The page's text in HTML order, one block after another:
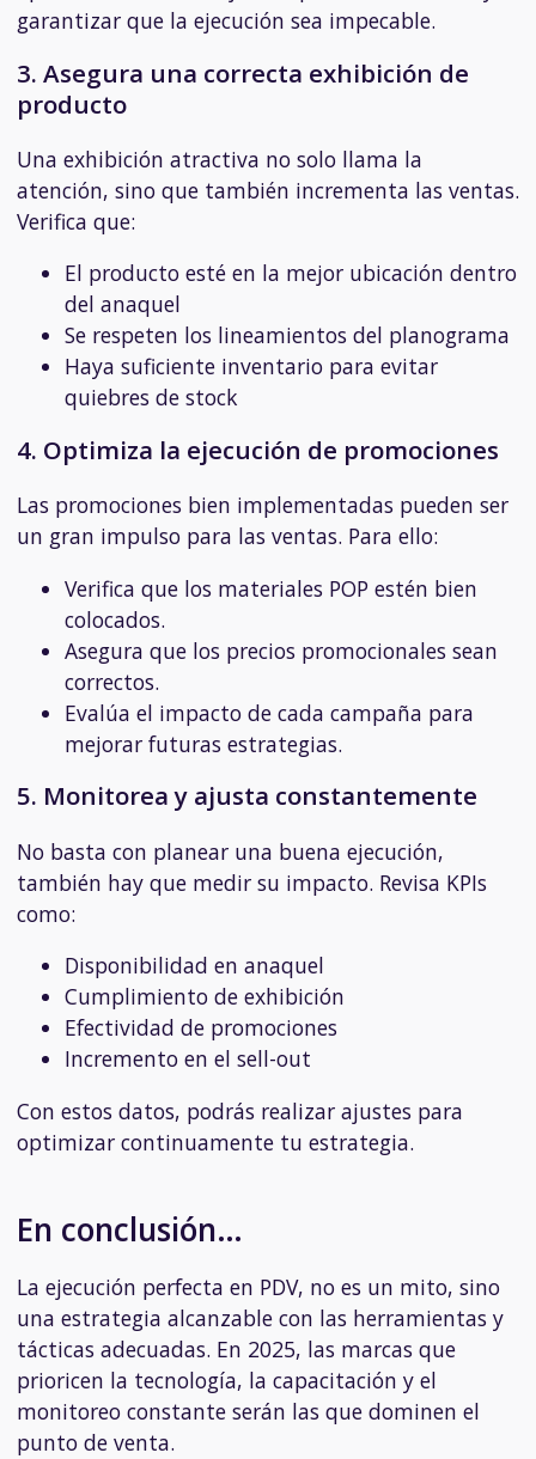
garantizar que la ejecución sea impecable.
3. Asegura una correcta exhibición de
producto
Una exhibición atractiva no solo llama la
atención, sino que también incrementa las ventas.
Verifica que:
El producto esté en la mejor ubicación dentro
del anaquel
Se respeten los lineamientos del planograma
Haya suficiente inventario para evitar
quiebres de stock
4. Optimiza la ejecución de promociones
Las promociones bien implementadas pueden ser
un gran impulso para las ventas. Para ello:
Verifica que los materiales POP estén bien
colocados.
Asegura que los precios promocionales sean
correctos.
Evalúa el impacto de cada campaña para
mejorar futuras estrategias.
5. Monitorea y ajusta constantemente
No basta con planear una buena ejecución,
también hay que medir su impacto. Revisa KPIs
como:
Disponibilidad en anaquel
Cumplimiento de exhibición
Efectividad de promociones
Incremento en el sell-out
Con estos datos, podrás realizar ajustes para
optimizar continuamente tu estrategia.
En conclusión…
La ejecución perfecta en PDV, no es un mito, sino
una estrategia alcanzable con las herramientas y
tácticas adecuadas. En 2025, las marcas que
prioricen la tecnología, la capacitación y el
monitoreo constante serán las que dominen el
punto de venta.